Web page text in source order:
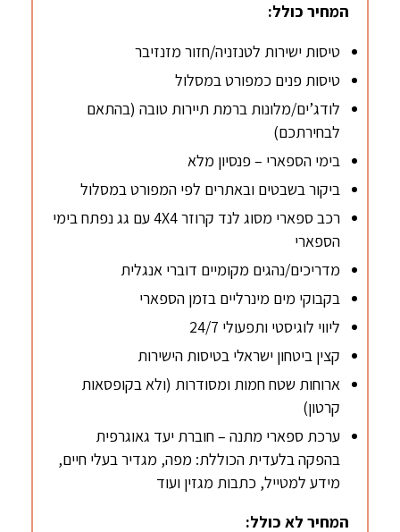
המחיר לא כולל:
המחיר כולל:
טיסות ישירות לטנזניה/חזור מזנזיבר
טיסות פנים כמפורט במסלול
לודג’ים/מלונות ברמת תיירות טובה (בהתאם
לבחירתכם)
בימי הספארי – פנסיון מלא
ביקור בשבטים ובאתרים לפי המפורט במסלול
רכב ספארי מסוג לנד קרוזר 4X4 עם גג נפתח בימי
הספארי
מדריכים/נהגים מקומיים דוברי אנגלית
בקבוקי מים מינרליים בזמן הספארי
ליווי לוגיסטי ותפעולי 24/7
קצין ביטחון ישראלי בטיסות הישירות
ארוחות שטח חמות ומסודרות (ולא בקופסאות
קרטון)
ערכת ספארי מתנה – חוברת יעד גאוגרפית
בהפקה בלעדית הכוללת: מפה, מגדיר בעלי חיים,
מידע למטייל, כתבות מגזין ועוד